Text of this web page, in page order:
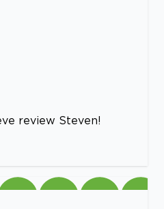
review Steven!